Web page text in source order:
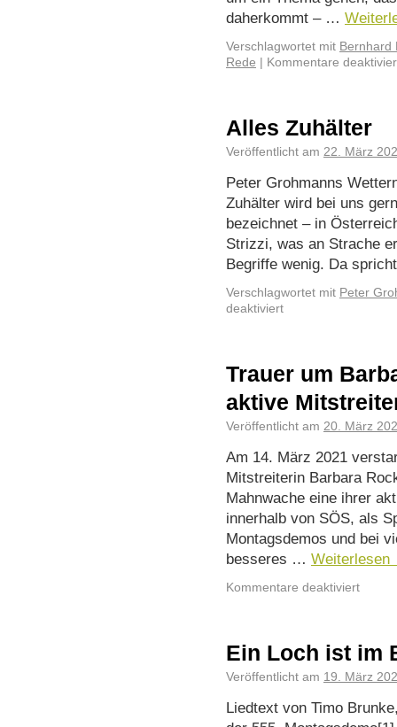
daherkommt – …
Verschlagwortet mit Bernhard
Rede
Kommentare
Alles Zuhälter
Veröffentlicht am 22. März
Peter Grohmanns
Zuhälter wird bei uns
bezeichnet – in
Strizzi, was an Strache
Begriffe wenig. Da
Verschlagwortet mit Peter
deaktiviert
Trauer um
aktive
Veröffentlicht am 20. März
Am 14. März 2021
Mitstreiterin Barbara
Mahnwache eine ihrer
innerhalb von SÖS, als
Montagsdemos und bei
besseres … Weiterlesen
Kommentare deaktiviert
Ein Loch ist im
Veröffentlicht am 19. März
Liedtext von Timo